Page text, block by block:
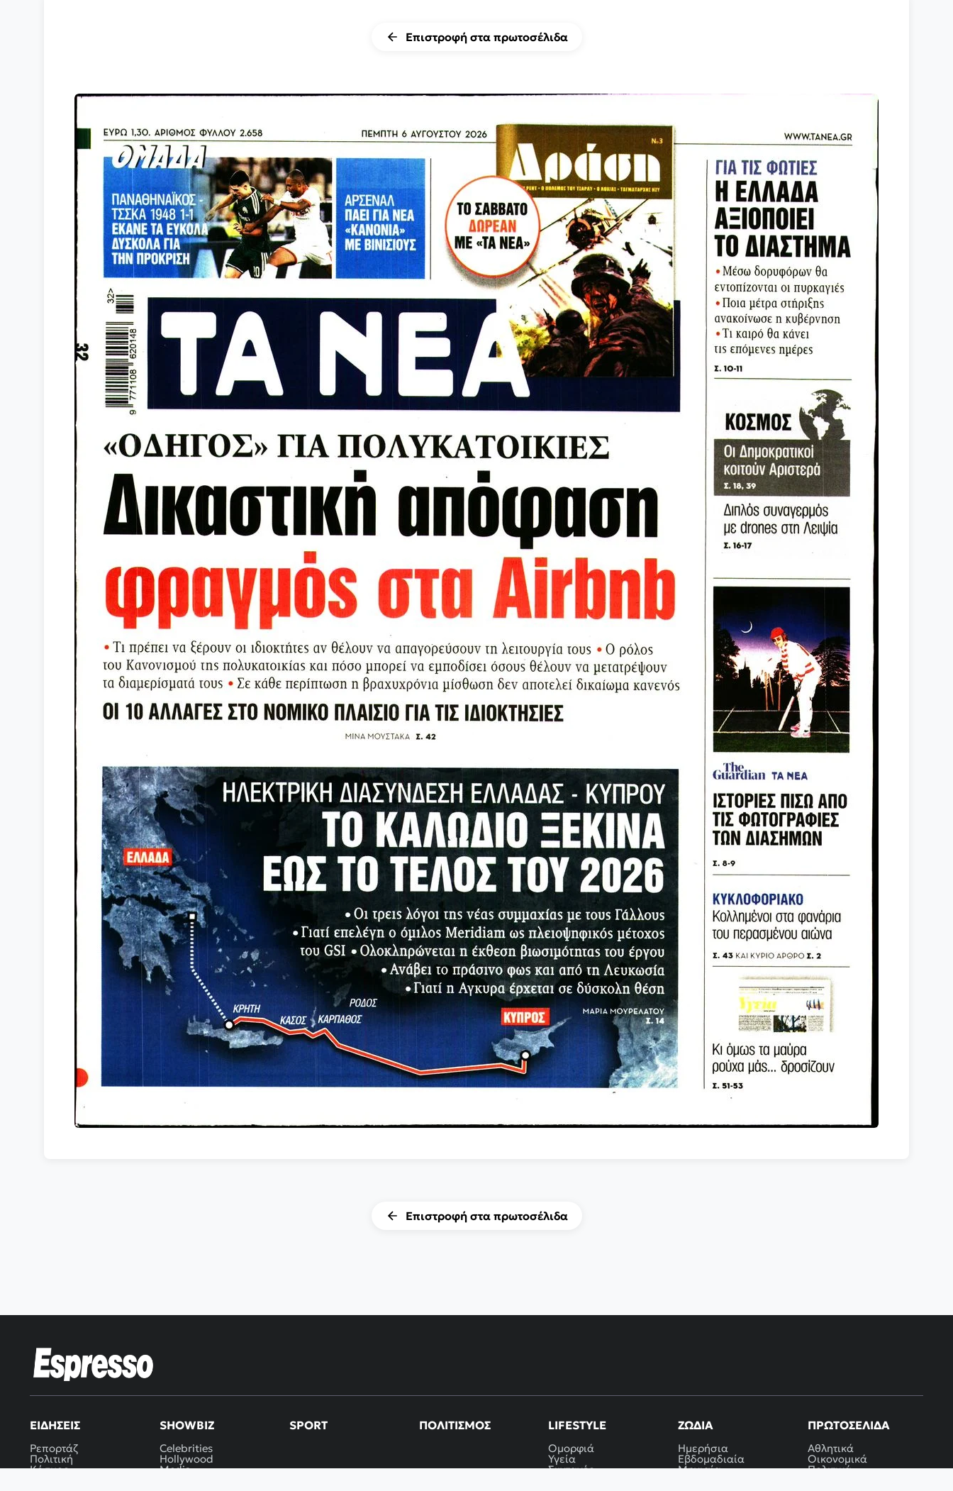
Επιστροφή στα πρωτοσέλιδα
Επιστροφή στα πρωτοσέλιδα
ΕΙΔΉΣΕΙΣ
Ρεπορτάζ
Πολιτική
Κόσμος
SHOWBIZ
Celebrities
Hollywood
Media
SPORT ΠΟΛΙΤΙΣΜΌΣ LIFESTYLE
Ομορφιά
Υγεία
Συνταγές
ΖΏΔΙΑ
Ημερήσια
Εβδομαδιαία
Μηνιαία
ΠΡΩΤΟΣΈΛΙΔΑ
Αθλητικά
Οικονομικά
Πολιτικά